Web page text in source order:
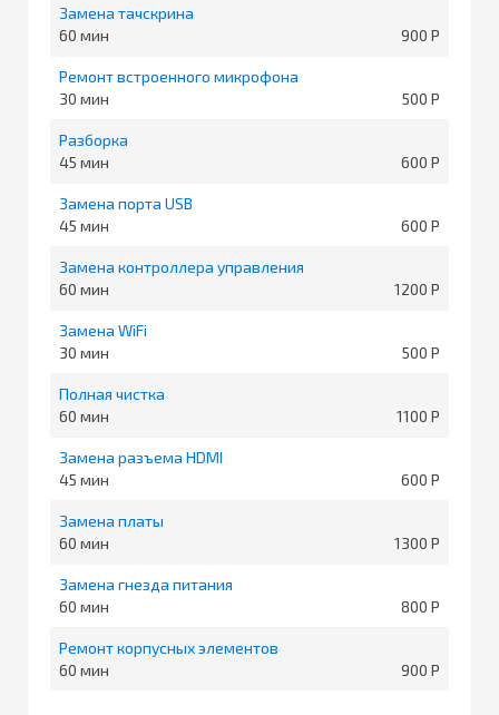
Замена тачскрина
60
900
Ремонт встроенного микрофона
30
500
Разборка
45
600
Замена порта USB
45
600
Замена контроллера управления
60
1200
Замена WiFi
30
500
Полная чистка
60
1100
Замена разъема HDMI
45
600
Замена платы
60
1300
Замена гнезда питания
60
800
Ремонт корпусных элементов
60
900